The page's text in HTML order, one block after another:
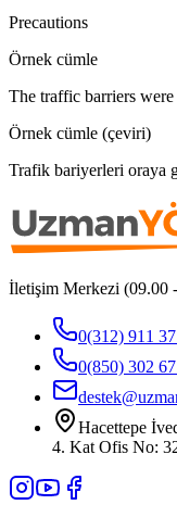
Precautions
Örnek cümle
The traffic barriers were
Örnek cümle (çeviri)
Trafik bariyerleri oraya
İletişim Merkezi (09.00
0(312) 911
0(850) 302
Hacettepe
4. Kat Ofis No: